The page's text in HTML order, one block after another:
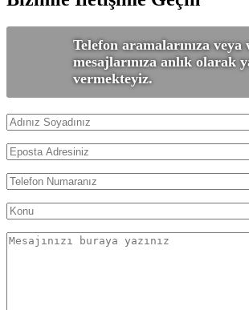
Telefon aramalarınıza veya
mesajlarınıza anlık olarak
vermekteyiz.